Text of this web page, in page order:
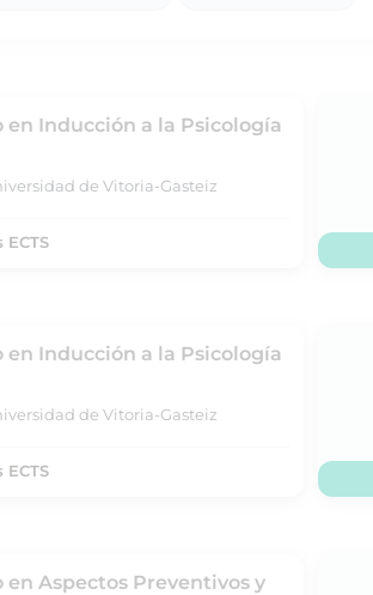
Inducción a la Psicología
de Vitoria-Gasteiz
ECTS
Inducción a la Psicología
de Vitoria-Gasteiz
ECTS
Aspectos Preventivos y